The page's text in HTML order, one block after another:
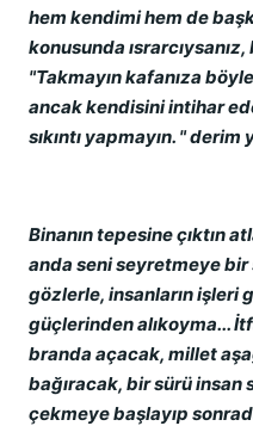
hem kendimi hem de
konusunda
"Takmayın kafanıza
ancak kendisini intihar
sıkıntı yapmayın. " derim
Binanın tepesine çıktın
anda seni seyretmeye bir
gözlerle, insanların işleri
güçlerinden alıkoyma...
branda açacak, millet
bağıracak, bir sürü insan
çekmeye başlayıp